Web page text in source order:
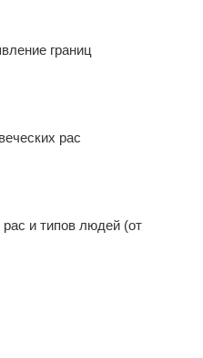
границ
рас
и типов людей (от